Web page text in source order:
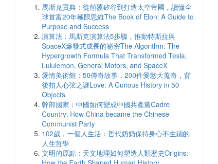
馬斯克寶典：從顛覆矽谷到打造太空帝國，讀懂全
球首富20年極限思維The Book of Elon: A Guide to
Purpose and Success
演算法：馬斯克演算法5步驟，推動特斯拉與
SpaceX爆發式成長的祕密The Algorithm: The
Hypergrowth Formula That Transformed Tesla,
Lululemon, General Motors, and SpaceX
愛情美術館：50傳奇故事，200件愛慾大蒐奇，背
後扣人心弦之謎Love: A Curious History in 50
Objects
幹部國家：中國如何變成中國共產黨Cadre
Country: How China became the Chinese
Communist Party
102歲，一個人生活：哲代奶奶保持身心不生鏽的
人生哲學
文明的原點：天文地理如何塑造人類歷史Origins: